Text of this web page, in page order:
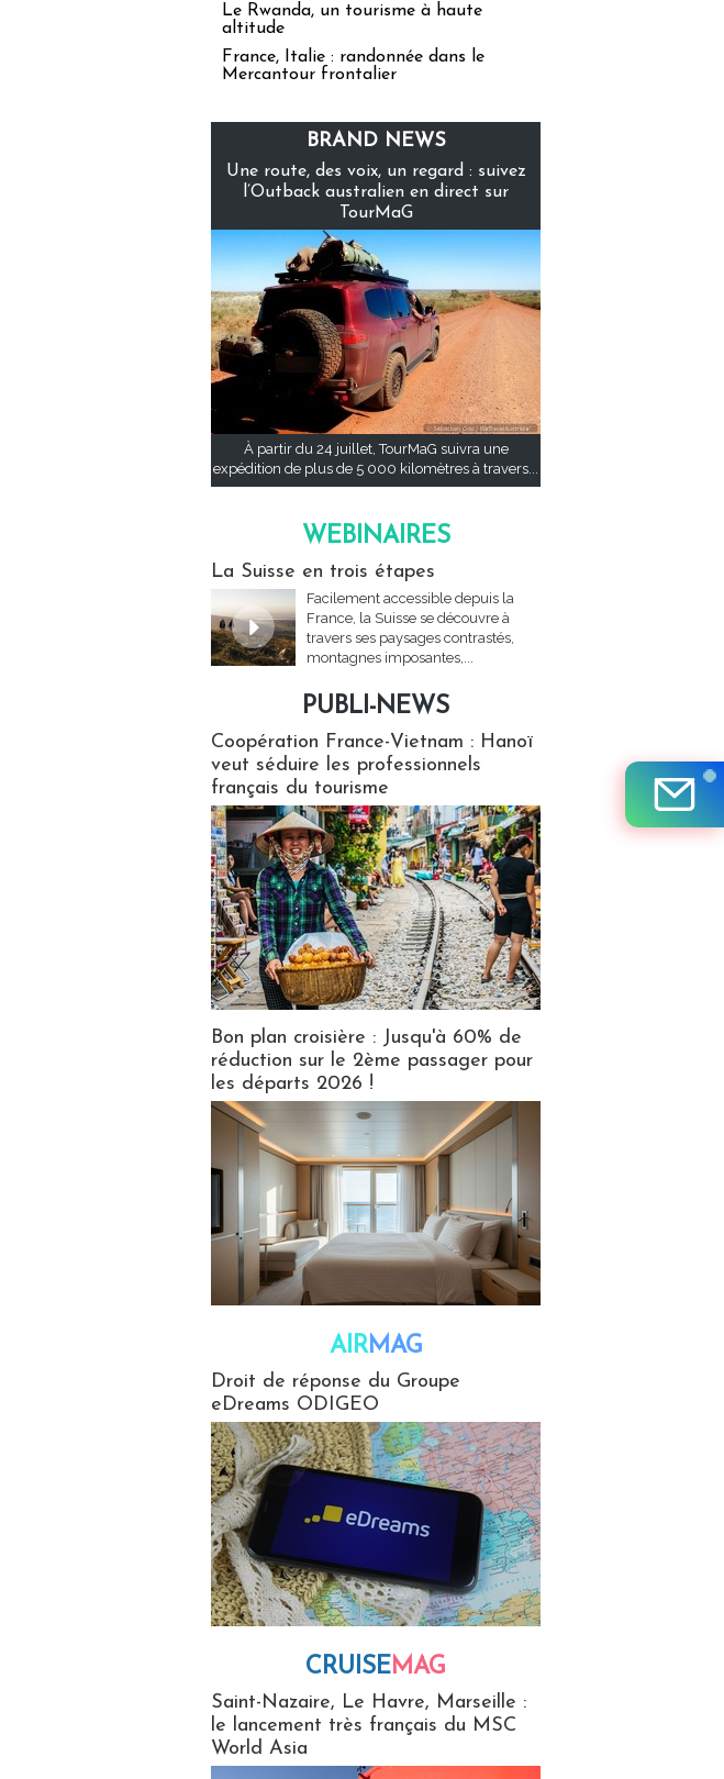
Le Rwanda, un tourisme à haute
altitude
France, Italie : randonnée dans le
Mercantour frontalier
BRAND NEWS
Une route, des voix, un regard : suivez
l’Outback australien en direct sur
TourMaG
À partir du 24 juillet, TourMaG suivra une
expédition de plus de 5 000 kilomètres à travers...
WEBINAIRES
La Suisse en trois étapes
Facilement accessible depuis la
France, la Suisse se découvre à
travers ses paysages contrastés,
montagnes imposantes,...
PUBLI-NEWS
Coopération France-Vietnam : Hanoï
veut séduire les professionnels
français du tourisme
Bon plan croisière : Jusqu'à 60% de
réduction sur le 2ème passager pour
les départs 2026 !
AIRMAG
Droit de réponse du Groupe
eDreams ODIGEO
CRUISEMAG
Saint-Nazaire, Le Havre, Marseille :
le lancement très français du MSC
World Asia